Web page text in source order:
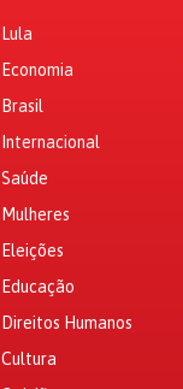
Lula
Economia
Brasil
Internacional
Saúde
Mulheres
Eleições
Educação
Direitos Humanos
Cultura